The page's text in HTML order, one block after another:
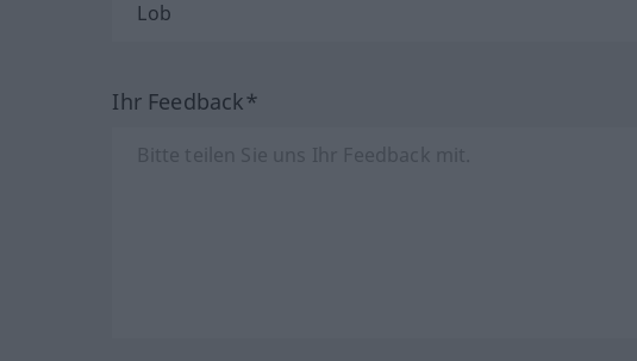
Ihr Feedback*